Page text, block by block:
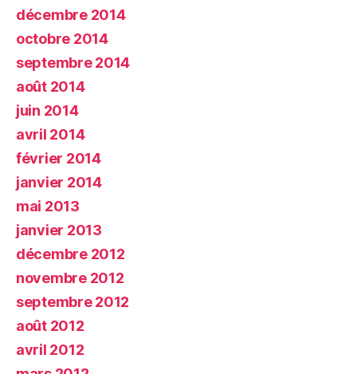
décembre 2014
octobre 2014
septembre 2014
août 2014
juin 2014
avril 2014
février 2014
janvier 2014
mai 2013
janvier 2013
décembre 2012
novembre 2012
septembre 2012
août 2012
avril 2012